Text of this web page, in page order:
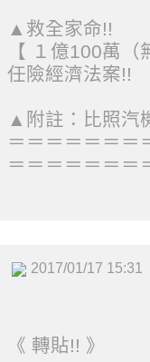
▲救全家命!!
【 １億100萬
任險經濟法案!!
▲附註：比照汽
＝＝＝＝＝＝＝
＝＝＝＝＝＝＝
2017/01/17 15:31
《 轉貼!! 》